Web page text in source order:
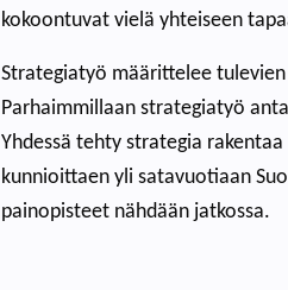
kokoontuvat vielä yhteiseen
Strategiatyö määrittelee
Parhaimmillaan strategiatyö
Yhdessä tehty strategia
kunnioittaen yli satavuotiaan
painopisteet nähdään jatkossa.